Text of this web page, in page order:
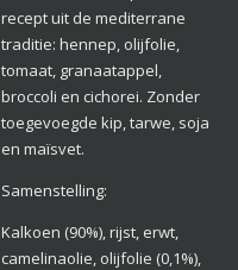
recept uit de mediterrane
traditie: hennep, olijfolie,
tomaat, granaatappel,
broccoli en cichorei. Zonder
toegevoegde kip, tarwe, soja
en maïsvet.
Samenstelling:
Kalkoen (90%), rijst, erwt,
camelinaolie, olijfolie (0,1%),